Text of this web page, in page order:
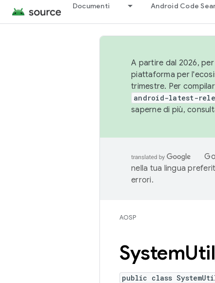
Documenti Android Code
A partire dal 2026,
piattaforma per
trimestre. Per
android-latest-
saperne di più,
nella tua lingua
errori.
AOSP
SystemUtil
public class